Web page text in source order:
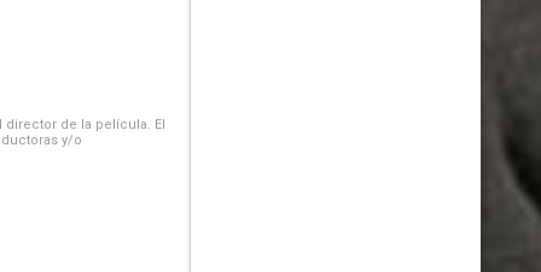
de la película. El
y/o